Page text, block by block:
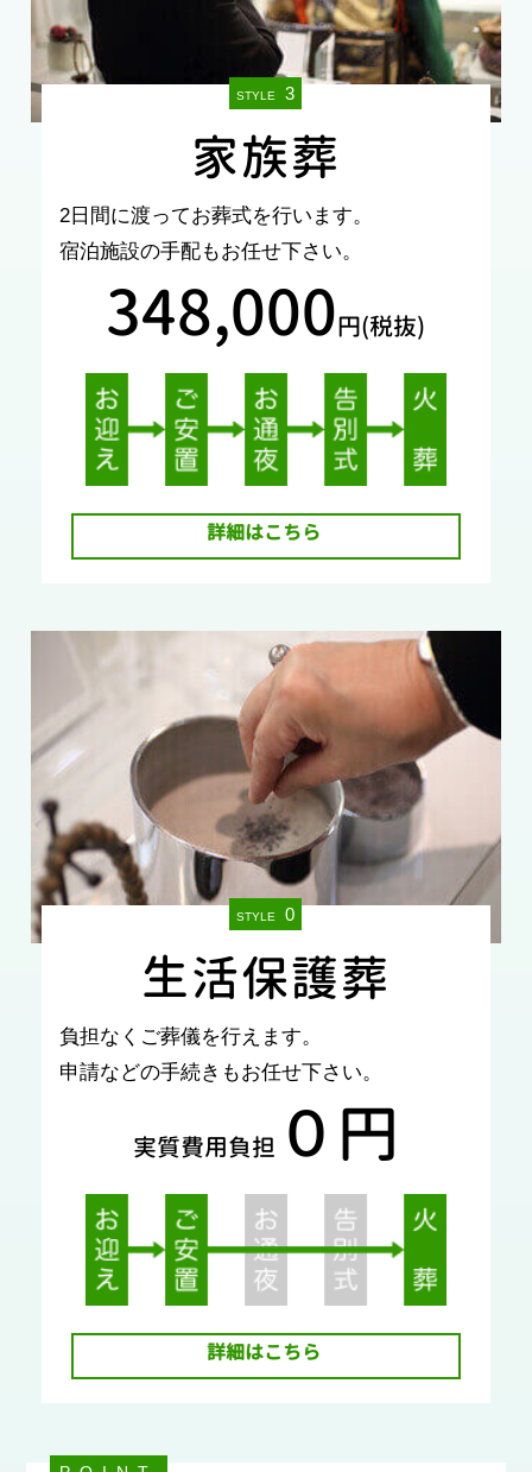
STYLE 3
家族葬
2日間に渡ってお葬式を行います。
宿泊施設の手配もお任せ下さい。
348,000円(税抜)
詳細はこちら
STYLE 0
生活保護葬
負担なくご葬儀を行えます。
申請などの手続きもお任せ下さい。
実質費用負担 ０円
詳細はこちら